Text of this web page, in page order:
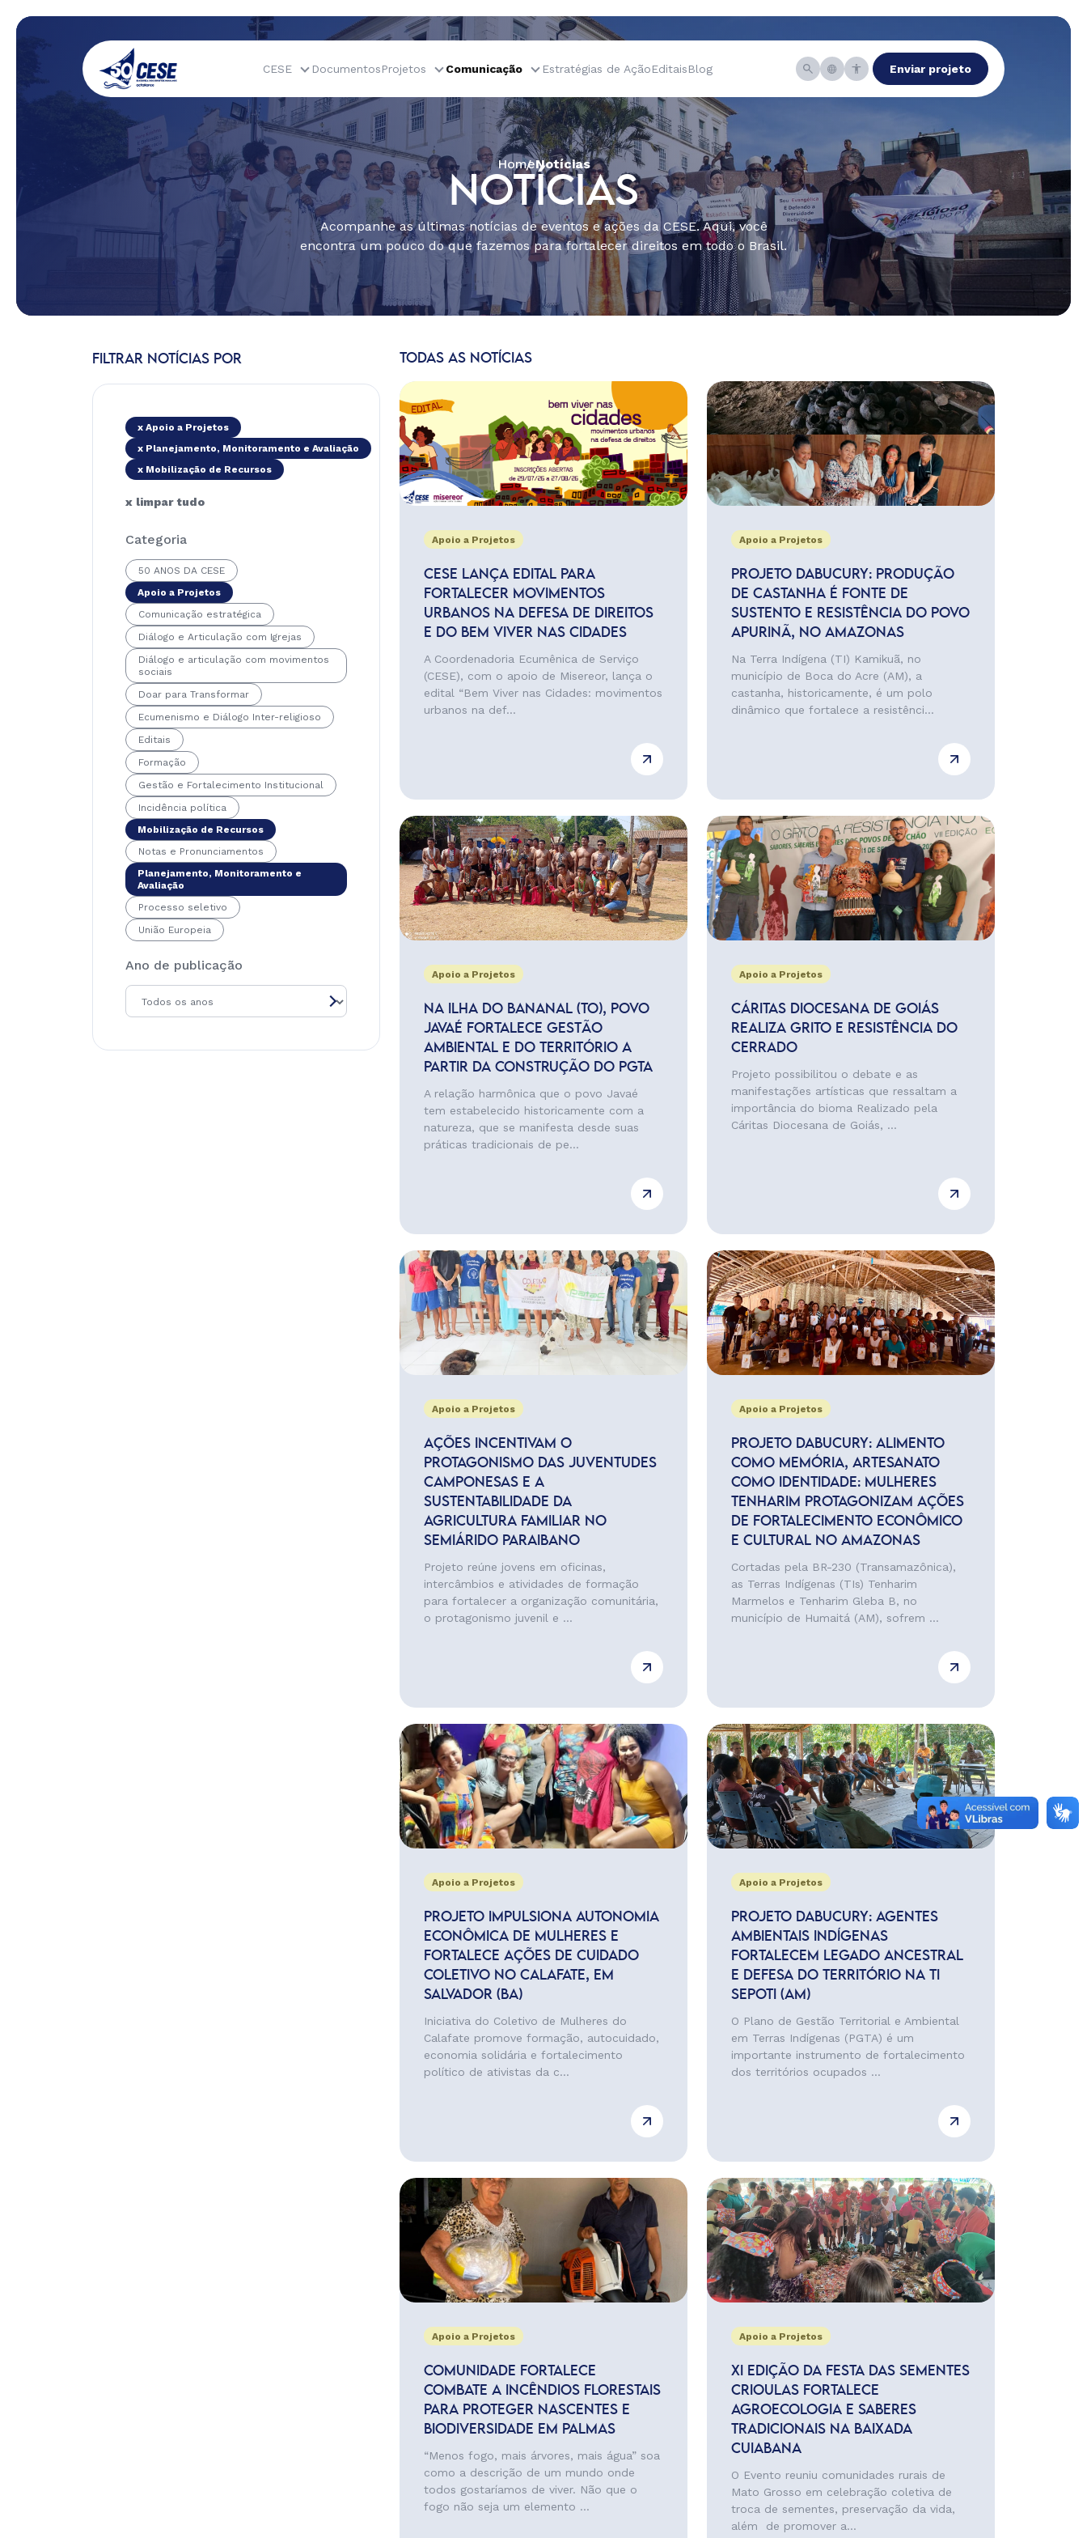
CESE DocumentosProjetos Comunicação Estratégias de AçãoEditaisBlog Enviar projeto
HomeNotícias
NOTÍCIAS
Acompanhe as últimas notícias de eventos e ações da CESE. Aqui, você
encontra um pouco do que fazemos para fortalecer direitos em todo o Brasil.
FILTRAR NOTÍCIAS POR
x Apoio a Projetos
x Planejamento, Monitoramento e Avaliação
x Mobilização de Recursos
x limpar tudo
Categoria
50 ANOS DA CESE
Apoio a Projetos
Comunicação estratégica
Diálogo e Articulação com Igrejas
Diálogo e articulação com movimentos
sociais
Doar para Transformar
Ecumenismo e Diálogo Inter-religioso
Editais
Formação
Gestão e Fortalecimento Institucional
Incidência política
Mobilização de Recursos
Notas e Pronunciamentos
Planejamento, Monitoramento e
Avaliação
Processo seletivo
União Europeia
Ano de publicação
TODAS AS NOTÍCIAS
Apoio a Projetos
CESE LANÇA EDITAL PARA
FORTALECER MOVIMENTOS
URBANOS NA DEFESA DE DIREITOS
E DO BEM VIVER NAS CIDADES
A Coordenadoria Ecumênica de Serviço
(CESE), com o apoio de Misereor, lança o
edital “Bem Viver nas Cidades: movimentos
urbanos na def...
Apoio a Projetos
PROJETO DABUCURY: PRODUÇÃO
DE CASTANHA É FONTE DE
SUSTENTO E RESISTÊNCIA DO POVO
APURINÃ, NO AMAZONAS
Na Terra Indígena (TI) Kamikuã, no
município de Boca do Acre (AM), a
castanha, historicamente, é um polo
dinâmico que fortalece a resistênci...
Apoio a Projetos
NA ILHA DO BANANAL (TO), POVO
JAVAÉ FORTALECE GESTÃO
AMBIENTAL E DO TERRITÓRIO A
PARTIR DA CONSTRUÇÃO DO PGTA
A relação harmônica que o povo Javaé
tem estabelecido historicamente com a
natureza, que se manifesta desde suas
práticas tradicionais de pe...
Apoio a Projetos
CÁRITAS DIOCESANA DE GOIÁS
REALIZA GRITO E RESISTÊNCIA DO
CERRADO
Projeto possibilitou o debate e as
manifestações artísticas que ressaltam a
importância do bioma Realizado pela
Cáritas Diocesana de Goiás, ...
Apoio a Projetos
AÇÕES INCENTIVAM O
PROTAGONISMO DAS JUVENTUDES
CAMPONESAS E A
SUSTENTABILIDADE DA
AGRICULTURA FAMILIAR NO
SEMIÁRIDO PARAIBANO
Projeto reúne jovens em oficinas,
intercâmbios e atividades de formação
para fortalecer a organização comunitária,
o protagonismo juvenil e ...
Apoio a Projetos
PROJETO DABUCURY: ALIMENTO
COMO MEMÓRIA, ARTESANATO
COMO IDENTIDADE: MULHERES
TENHARIM PROTAGONIZAM AÇÕES
DE FORTALECIMENTO ECONÔMICO
E CULTURAL NO AMAZONAS
Cortadas pela BR-230 (Transamazônica),
as Terras Indígenas (TIs) Tenharim
Marmelos e Tenharim Gleba B, no
município de Humaitá (AM), sofrem ...
Apoio a Projetos
PROJETO IMPULSIONA AUTONOMIA
ECONÔMICA DE MULHERES E
FORTALECE AÇÕES DE CUIDADO
COLETIVO NO CALAFATE, EM
SALVADOR (BA)
Iniciativa do Coletivo de Mulheres do
Calafate promove formação, autocuidado,
economia solidária e fortalecimento
político de ativistas da c...
Apoio a Projetos
PROJETO DABUCURY: AGENTES
AMBIENTAIS INDÍGENAS
FORTALECEM LEGADO ANCESTRAL
E DEFESA DO TERRITÓRIO NA TI
SEPOTI (AM)
O Plano de Gestão Territorial e Ambiental
em Terras Indígenas (PGTA) é um
importante instrumento de fortalecimento
dos territórios ocupados ...
Apoio a Projetos
COMUNIDADE FORTALECE
COMBATE A INCÊNDIOS FLORESTAIS
PARA PROTEGER NASCENTES E
BIODIVERSIDADE EM PALMAS
“Menos fogo, mais árvores, mais água” soa
como a descrição de um mundo onde
todos gostaríamos de viver. Não que o
fogo não seja um elemento ...
Apoio a Projetos
XI EDIÇÃO DA FESTA DAS SEMENTES
CRIOULAS FORTALECE
AGROECOLOGIA E SABERES
TRADICIONAIS NA BAIXADA
CUIABANA
O Evento reuniu comunidades rurais de
Mato Grosso em celebração coletiva de
troca de sementes, preservação da vida,
além de promover a...